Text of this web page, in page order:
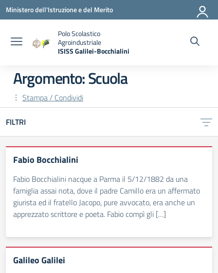
Vai ai contenuti
Vai al menu di navigazione
Vai al footer
Ministero dell'Istruzione e del Merito
Polo Scolastico
Agroindustriale
ISISS Galilei-Bocchialini
Argomento: Scuola
Stampa / Condividi
FILTRI
Fabio Bocchialini
Fabio Bocchialini nacque a Parma il 5/12/1882 da una
famiglia assai nota, dove il padre Camillo era un affermato
giurista ed il fratello Jacopo, pure avvocato, era anche un
apprezzato scrittore e poeta. Fabio compì gli […]
Galileo Galilei